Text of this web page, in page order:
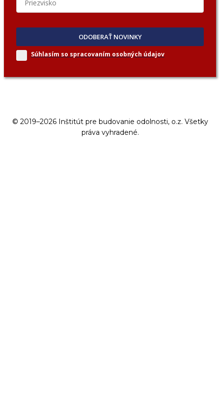
ODOBERAŤ NOVINKY
Súhlasím so spracovaním osobných údajov
© 2019–2026 Inštitút pre budovanie odolnosti, o.z. Všetky
práva vyhradené.